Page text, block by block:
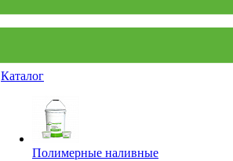
Каталог
Полимерные наливные